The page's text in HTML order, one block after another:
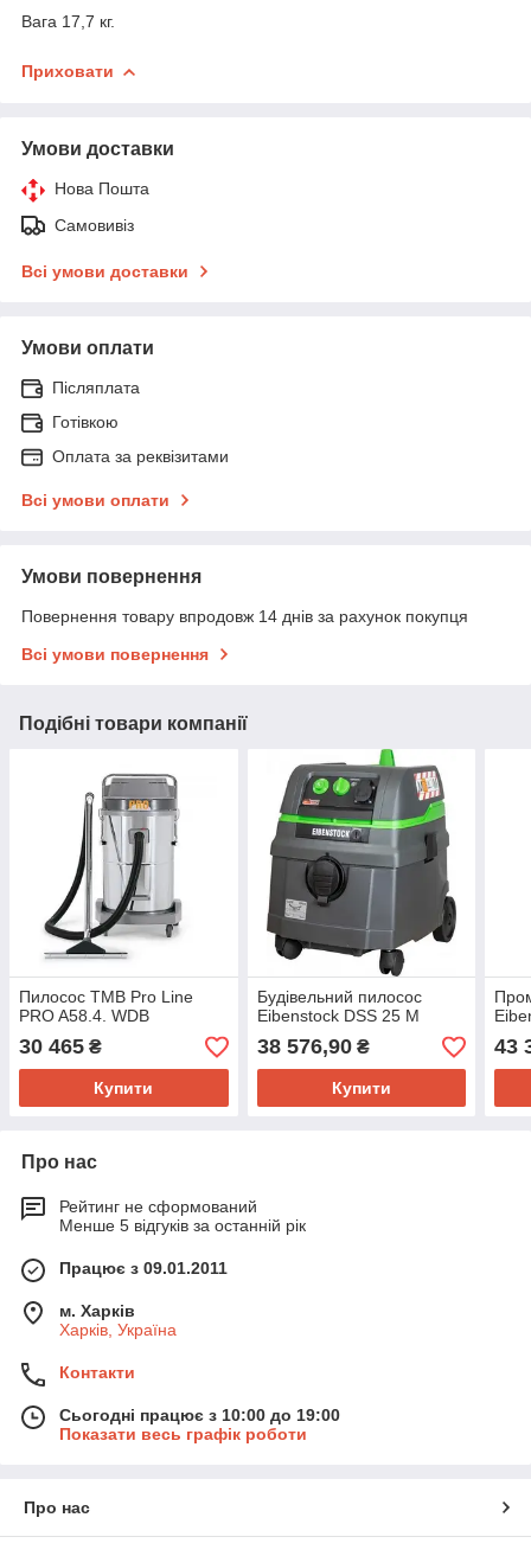
Вага 17,7 кг.
Приховати
Умови доставки
Нова Пошта
Самовивіз
Всі умови доставки
Умови оплати
Післяплата
Готівкою
Оплата за реквізитами
Всі умови оплати
Умови повернення
Повернення товару впродовж 14 днів за рахунок покупця
Всі умови повернення
Подібні товари компанії
Пилосос TMB Pro Line
PRO A58.4. WDB
30 465 ₴
Купити
Будівельний пилосос
Eibenstock DSS 25 M
38 576,90₴
Купити
43
Про нас
Рейтинг не сформований
Менше 5 відгуків за останній рік
Працює з 09.01.2011
м. Харків
Харків, Україна
Контакти
Сьогодні працює з 10:00 до 19:00
Показати весь графік роботи
Про нас